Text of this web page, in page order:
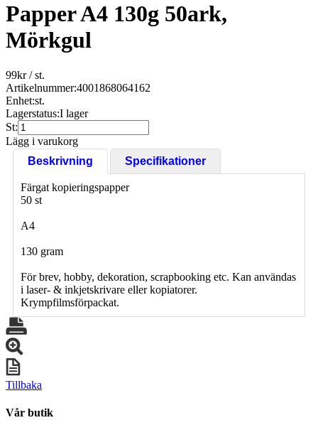
Papper A4 130g 50ark,
Mörkgul
99kr/ st.
Artikelnummer:4001868064162
Enhet:st.
Lagerstatus:I lager
St:
Lägg i varukorg
Beskrivning
Specifikationer
Färgat kopieringspapper
50 st
A4
130 gram
För brev, hobby, dekoration, scrapbooking etc. Kan användas
i laser- & inkjetskrivare eller kopiatorer.
Krympfilmsförpackat.
Tillbaka
Vår butik